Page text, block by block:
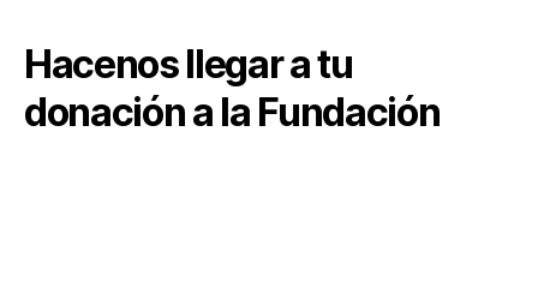
Hacenos llegar a tu
donación a la Fundación